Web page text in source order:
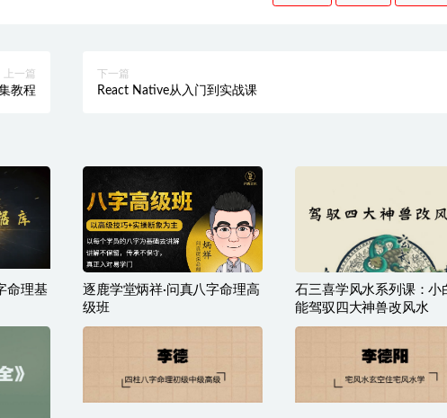
上一篇
教程
下一篇
React Native从入门到实战课
命理基
逐鹿学堂炳祥·问真八字命理高
级班
石三喜学风水系列课：小
能驾驭四大神兽改风水